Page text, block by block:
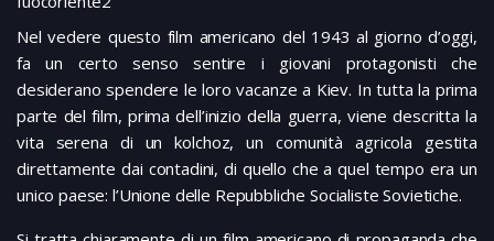
Nel vedere questo film americano del 1943 al giorno d’oggi,
fa un certo senso sentire i giovani protagonisti che
desiderano spendere le loro vacanze a Kiev. In tutta la prima
parte del film, prima dell’inizio della guerra, viene descritta la
vita serena di un kolchoz, un comunità agricola gestita
direttamente dai contadini, di quello che a quel tempo era un
unico paese: l’Unione delle Repubbliche Socialiste Sovietiche.